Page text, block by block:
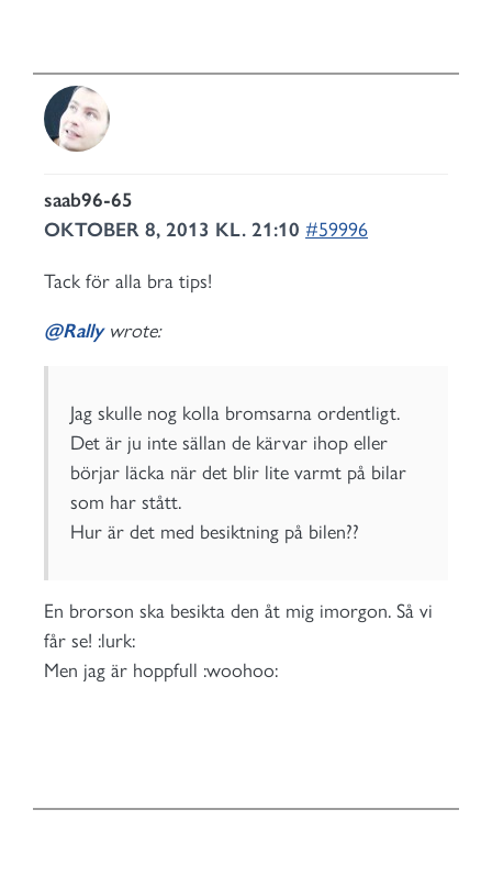
saab96-65
OKTOBER 8, 2013 KL. 21:10 #59996
Tack för alla bra tips!
@Rallywrote:
Jag skulle nog kolla bromsarna ordentligt.
Det är ju inte sällan de kärvar ihop eller
börjar läcka när det blir lite varmt på bilar
som har stått.
Hur är det med besiktning på bilen??
En brorson ska besikta den åt mig imorgon. Så vi
får se! :lurk:
Men jag är hoppfull :woohoo: